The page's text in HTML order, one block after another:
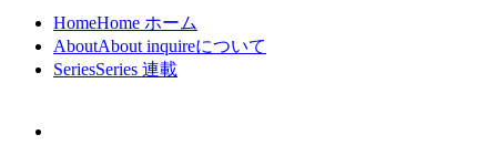
HomeHome ホーム
AboutAbout inquireについて
SeriesSeries 連載